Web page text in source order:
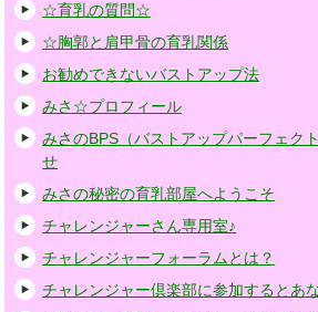
☆育乳の質問☆
☆胸郭と肩甲骨の育乳関係
お勧めできないバストアップ法
みさ☆プロフィール
みさのBPS（バストアップパーフェク
せ
みさの秘密の育乳部屋へようこそ
チャレンジャーさん専用室♪
チャレンジャーフォーラムとは？
チャレンジャー倶楽部に参加するとあ